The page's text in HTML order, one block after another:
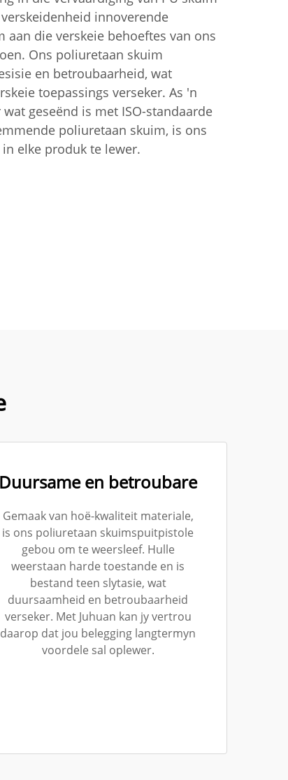
innoverende
die verskeie behoeftes van ons
Ons poliuretaan skuim
en betroubaarheid, wat
toepassings verseker. As 'n
geseënd is met ISO-standaarde
poliuretaan skuim, is ons
elke produk te lewer.
Duursame en betroubare
Gemaak van hoë-kwaliteit materiale,
is ons poliuretaan skuimspuitpistole
gebou om te weersleef. Hulle
weerstaan harde toestande en is
bestand teen slytasie, wat
duursaamheid en betroubaarheid
verseker. Met Juhuan kan jy vertrou
daarop dat jou belegging langtermyn
voordele sal oplewer.